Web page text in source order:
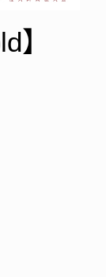
】